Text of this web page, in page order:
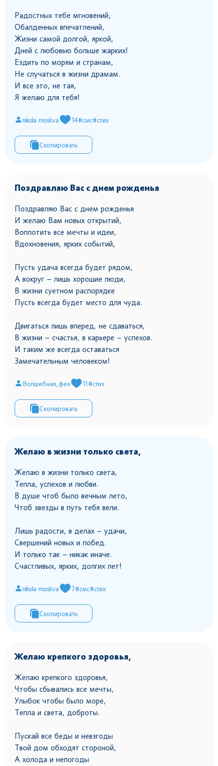
Радостных тебе мгновений,
Обалденных впечатлений,
Жизни самой долгой, яркой,
Дней с любовью больше жарких!
Ездить по морям и странам,
Не случаться в жизни драмам.
И все это, не тая,
Я желаю для тебя!
nikola moskva 14#смс#стих
Скопировать
Поздравляю Вас с днем рожденья
Поздравляю Вас с днем рожденья
И желаю Вам новых открытий,
Воплотить все мечты и идеи,
Вдохновения, ярких событий,
Пусть удача всегда будет рядом,
А вокруг – лишь хорошие люди,
В жизни суетном распорядке
Пусть всегда будет место для чуда.
Двигаться лишь вперед, не сдаваться,
В жизни – счастья, в карьере – успехов.
И таким же всегда оставаться
Замечательным человеком!
Волшебная_фея 11#стих
Скопировать
Желаю в жизни только света,
Желаю в жизни только света,
Тепла, успехов и любви.
В душе чтоб было вечным лето,
Чтоб звезды в путь тебя вели.
Лишь радости, в делах – удачи,
Свершений новых и побед.
И только так – никак иначе.
Счастливых, ярких, долгих лет!
nikola moskva 7#смс#стих
Скопировать
Желаю крепкого здоровья,
Желаю крепкого здоровья,
Чтобы сбывались все мечты,
Улыбок чтобы было море,
Тепла и света, доброты.
Пускай все беды и невзгоды
Твой дом обходят стороной,
А холода и непогоды